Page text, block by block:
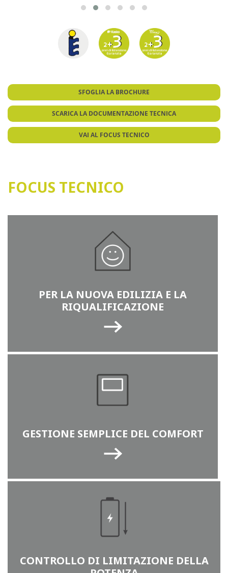
SFOGLIA LA BROCHURE
SCARICA LA DOCUMENTAZIONE TECNICA
VAI AL FOCUS TECNICO
FOCUS TECNICO
PER LA NUOVA EDILIZIA E LA
RIQUALIFICAZIONE
pannello solare termico, per la
È possibile anche l’abbinamento con una caldaia a
GESTIONE SEMPLICE DEL COMFORT
CONTROLLO DI LIMITAZIONE DELLA